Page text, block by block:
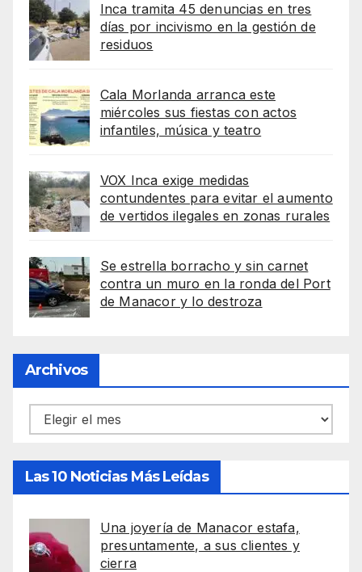
Inca tramita 45 denuncias en tres
días por incivismo en la gestión de
residuos
Cala Morlanda arranca este
miércoles sus fiestas con actos
infantiles, música y teatro
VOX Inca exige medidas
contundentes para evitar el aumento
de vertidos ilegales en zonas rurales
Se estrella borracho y sin carnet
contra un muro en la ronda del Port
de Manacor y lo destroza
Archivos
Archivos
Las 10 Noticias Más Leídas
Una joyería de Manacor estafa,
presuntamente, a sus clientes y
cierra